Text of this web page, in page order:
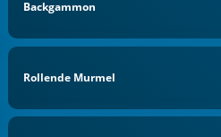
Backgammon
Rollende Murmel